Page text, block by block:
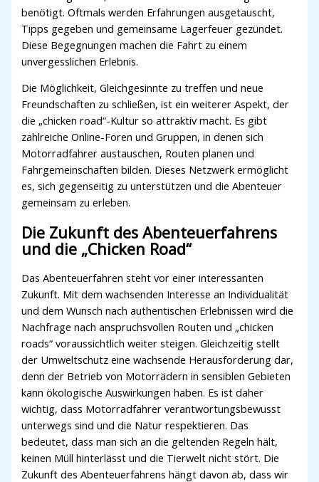
benötigt. Oftmals werden Erfahrungen ausgetauscht,
Tipps gegeben und gemeinsame Lagerfeuer gezündet.
Diese Begegnungen machen die Fahrt zu einem
unvergesslichen Erlebnis.
Die Möglichkeit, Gleichgesinnte zu treffen und neue
Freundschaften zu schließen, ist ein weiterer Aspekt, der
die „chicken road“-Kultur so attraktiv macht. Es gibt
zahlreiche Online-Foren und Gruppen, in denen sich
Motorradfahrer austauschen, Routen planen und
Fahrgemeinschaften bilden. Dieses Netzwerk ermöglicht
es, sich gegenseitig zu unterstützen und die Abenteuer
gemeinsam zu erleben.
Die Zukunft des Abenteuerfahrens
und die „Chicken Road“
Das Abenteuerfahren steht vor einer interessanten
Zukunft. Mit dem wachsenden Interesse an Individualität
und dem Wunsch nach authentischen Erlebnissen wird die
Nachfrage nach anspruchsvollen Routen und „chicken
roads“ voraussichtlich weiter steigen. Gleichzeitig stellt
der Umweltschutz eine wachsende Herausforderung dar,
denn der Betrieb von Motorrädern in sensiblen Gebieten
kann ökologische Auswirkungen haben. Es ist daher
wichtig, dass Motorradfahrer verantwortungsbewusst
unterwegs sind und die Natur respektieren. Das
bedeutet, dass man sich an die geltenden Regeln hält,
keinen Müll hinterlässt und die Tierwelt nicht stört. Die
Zukunft des Abenteuerfahrens hängt davon ab, dass wir